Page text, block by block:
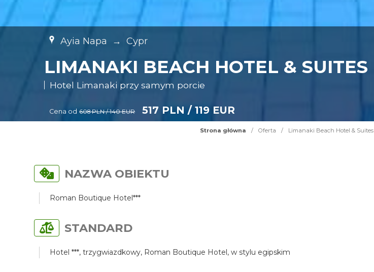
Ayia Napa → Cypr
LIMANAKI BEACH HOTEL & SUITES
Hotel Limanaki przy samym porcie
Cena od 608 PLN / 140 EUR 517 PLN / 119 EUR
Strona główna / Oferta / Limanaki Beach Hotel & Suites
NAZWA OBIEKTU
Roman Boutique Hotel***
STANDARD
Hotel ***, trzygwiazdkowy, Roman Boutique Hotel, w stylu egipskim